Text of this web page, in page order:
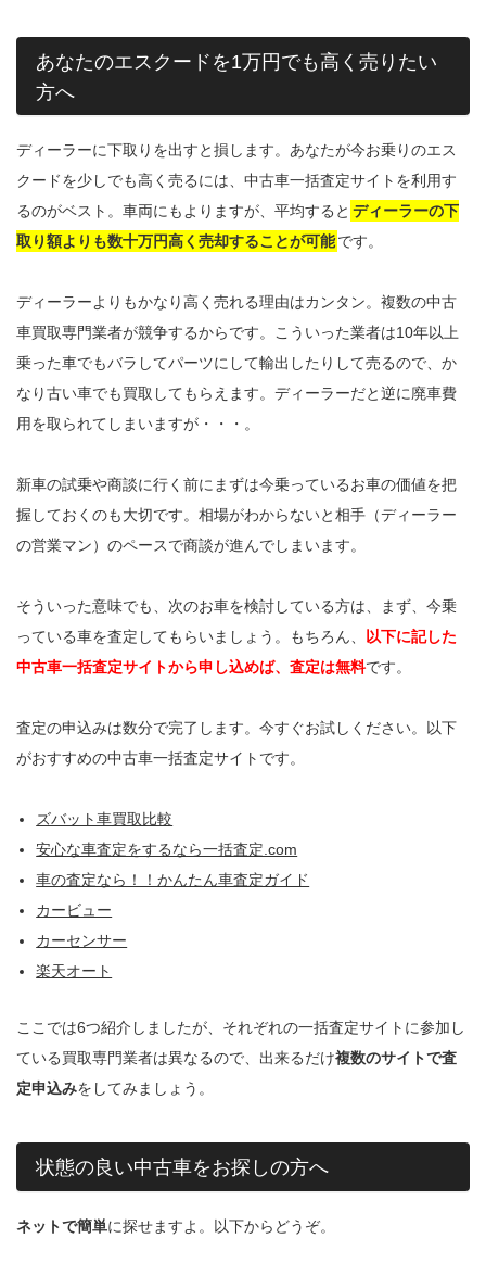
あなたのエスクードを1万円でも高く売りたい
方へ
ディーラーに下取りを出すと損します。あなたが今お乗りのエス
クードを少しでも高く売るには、中古車一括査定サイトを利用す
るのがベスト。車両にもよりますが、平均すると ディーラーの下
取り額よりも数十万円高く売却することが可能です。
ディーラーよりもかなり高く売れる理由はカンタン。複数の中古
車買取専門業者が競争するからです。こういった業者は10年以上
乗った車でもバラしてパーツにして輸出したりして売るので、か
なり古い車でも買取してもらえます。ディーラーだと逆に廃車費
用を取られてしまいますが・・・。
新車の試乗や商談に行く前にまずは今乗っているお車の価値を把
握しておくのも大切です。相場がわからないと相手（ディーラー
の営業マン）のペースで商談が進んでしまいます。
そういった意味でも、次のお車を検討している方は、まず、今乗
っている車を査定してもらいましょう。もちろん、 以下に記した
中古車一括査定サイトから申し込めば、査定は無料です。
査定の申込みは数分で完了します。今すぐお試しください。以下
がおすすめの中古車一括査定サイトです。
ズバット車買取比較
安心な車査定をするなら一括査定.com
車の査定なら！！かんたん車査定ガイド
カービュー
カーセンサー
楽天オート
ここでは6つ紹介しましたが、それぞれの一括査定サイトに参加し
ている買取専門業者は異なるので、出来るだけ複数のサイトで査
定申込みをしてみましょう。
状態の良い中古車をお探しの方へ
ネットで簡単に探せますよ。以下からどうぞ。